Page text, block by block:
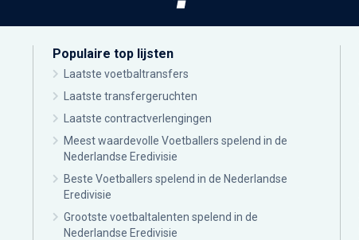
Populaire top lijsten
Laatste voetbaltransfers
Laatste transfergeruchten
Laatste contractverlengingen
Meest waardevolle Voetballers spelend in de
Nederlandse Eredivisie
Beste Voetballers spelend in de Nederlandse
Eredivisie
Grootste voetbaltalenten spelend in de
Nederlandse Eredivisie